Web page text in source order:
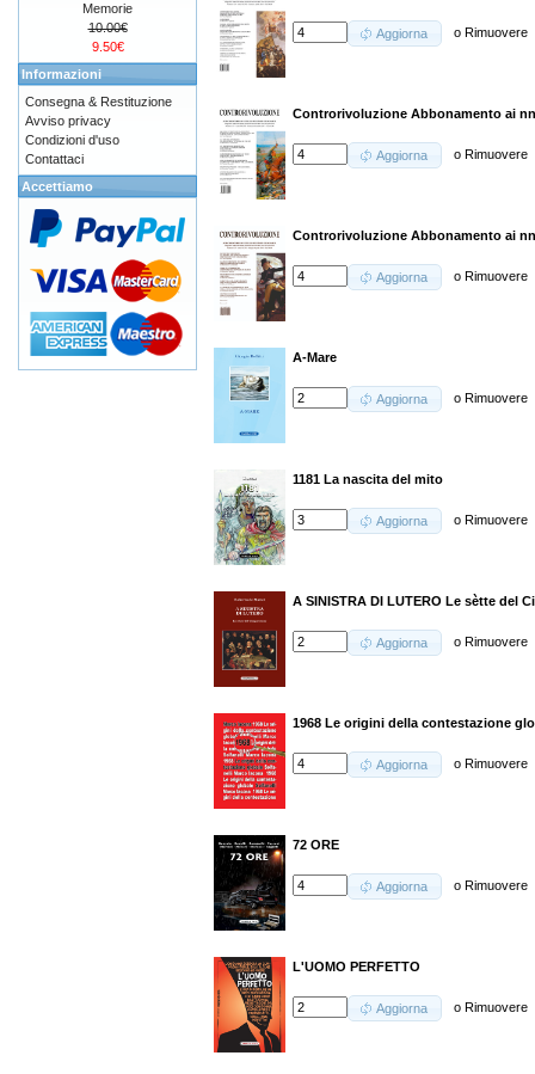
Aggiorna oRimuovere
Controrivoluzione Abbonamento ai
Aggiorna oRimuovere
Controrivoluzione Abbonamento ai
Aggiorna oRimuovere
A-Mare
Aggiorna oRimuovere
1181 La nascita del mito
Aggiorna oRimuovere
A SINISTRA DI LUTERO Le sètte del
Aggiorna oRimuovere
1968 Le origini della contestazione
Aggiorna oRimuovere
72 ORE
Aggiorna oRimuovere
L'UOMO PERFETTO
Aggiorna oRimuovere
Memorie
10.00€
9.50€
Informazioni
Consegna & Restituzione
Avviso privacy
Condizioni d'uso
Contattaci
Accettiamo